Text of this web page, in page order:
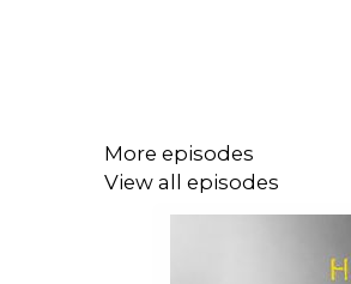
More episodes
View all episodes